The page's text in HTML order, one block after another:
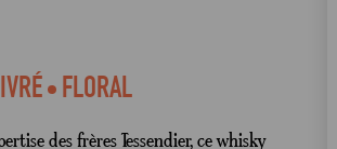
FLORAL
des frères Tessendier, ce whisky